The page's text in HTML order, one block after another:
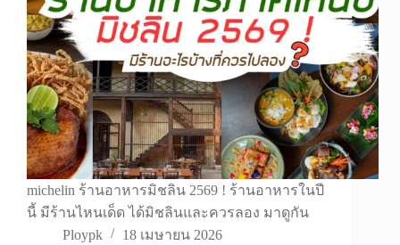
michelin ร้านอาหารมิชลิน 2569 ! ร้านอาหารในปี
นี้ มีร้านไหนเด็ด ได้มิชลินและควรลอง มาดูกัน
Ploypk
18 เมษายน 2026